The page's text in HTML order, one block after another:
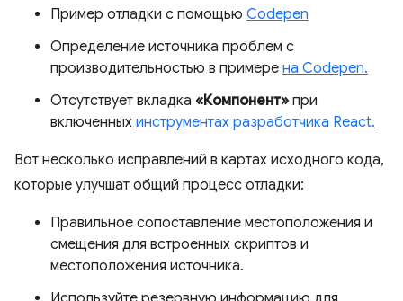
Пример отладки с помощью Codepen
Определение источника проблем с
производительностью в примере на Codepen.
Отсутствует вкладка «Компонент» при
включенных инструментах разработчика React.
Вот несколько исправлений в картах исходного кода,
которые улучшат общий процесс отладки:
Правильное сопоставление местоположения и
смещения для встроенных скриптов и
местоположения источника.